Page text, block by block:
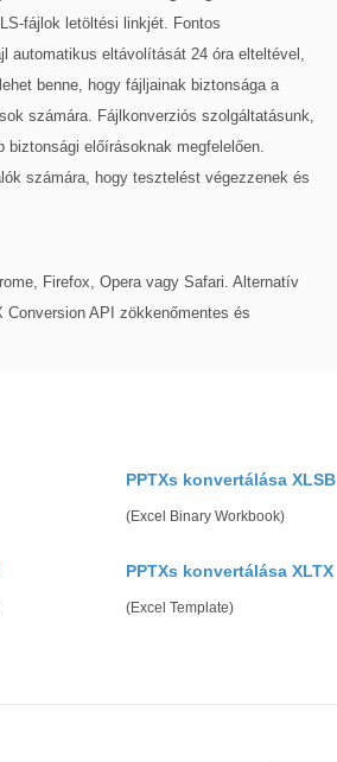
fájlok letöltési linkjét. Fontos
automatikus eltávolítását 24 óra elteltével,
benne, hogy fájljainak biztonsága a
számára. Fájlkonverziós szolgáltatásunk,
biztonsági előírásoknak megfelelően.
számára, hogy tesztelést végezzenek és
Firefox, Opera vagy Safari. Alternatív
API zökkenőmentes és
PPTXs konvertálása XLSB
(Excel Binary Workbook)
PPTXs konvertálása XLTX
(Excel Template)